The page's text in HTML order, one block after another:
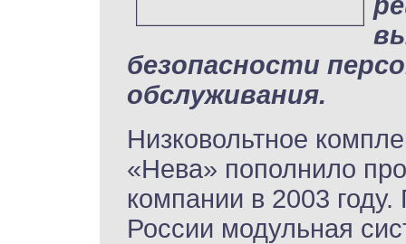
безопасности
обслуживания.
Низковольтное
«Нева» пополнило
компании в 2003
России модульная